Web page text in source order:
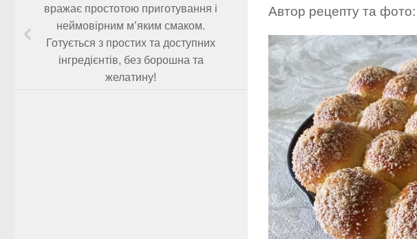
Автор рецепту та фото:
вражає простотою приготування і
неймовірним м’яким смаком.
Готується з простих та доступних
інгредієнтів, без борошна та
желатину!